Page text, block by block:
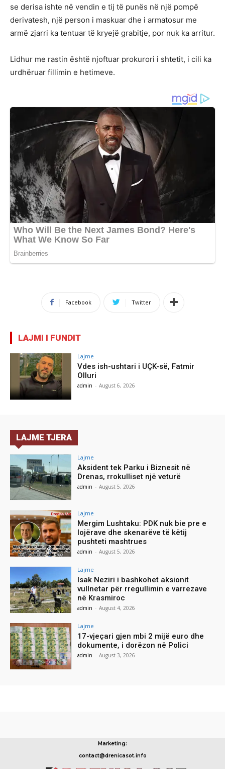
se derisa ishte në vendin e tij të punës në një pompë
derivatesh, një person i maskuar dhe i armatosur me
armë zjarri ka tentuar të kryejë grabitje, por nuk ka arritur.
Lidhur me rastin është njoftuar prokurori i shtetit, i cili ka
urdhëruar fillimin e hetimeve.
Facebook Twitter
LAJMI I FUNDIT
Lajme
Vdes ish-ushtari i UÇK-së, Fatmir
Olluri
admin - August 6, 2026
LAJME TJERA
Lajme
Aksident tek Parku i Biznesit në
Drenas, rrokulliset një veturë
admin - August 5, 2026
Lajme
Mergim Lushtaku: PDK nuk bie pre e
lojërave dhe skenarëve të këtij
pushteti mashtrues
admin - August 5, 2026
Lajme
Isak Neziri i bashkohet aksionit
vullnetar për rregullimin e varrezave
në Krasmiroc
admin - August 4, 2026
Lajme
17-vjeçari gjen mbi 2 mijë euro dhe
dokumente, i dorëzon në Polici
admin - August 3, 2026
Marketing:
contact@drenicasot.info